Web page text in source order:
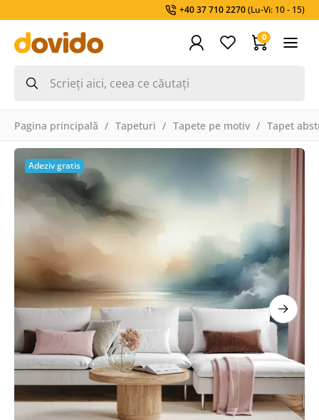
+40 37 710 2270(Lu-Vi: 10 - 15)
0
Pagina principală Tapeturi Tapete pe motiv Tapet
Adeziv gratis